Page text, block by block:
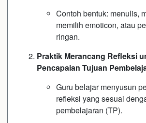
Contoh bentuk: menulis,
memilih emoticon, atau
ringan.
Praktik Merancang Refleksi
Pencapaian Tujuan
Guru belajar menyusun
refleksi yang sesuai
pembelajaran (TP).